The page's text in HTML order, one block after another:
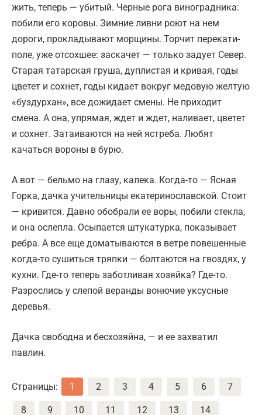
жить, теперь — убитый. Черные рога виноградника:
побили его коровы. Зимние ливни роют на нем
дороги, прокладывают морщины. Торчит перекати-
поле, уже отсохшее: заскачет — только задует Север.
Старая татарская груша, дуплистая и кривая, годы
цветет и сохнет, годы кидает вокруг медовую желтую
«буздурхан», все дожидает смены. Не приходит
смена. А она, упрямая, ждет и ждет, наливает, цветет
и сохнет. Затаиваются на ней ястреба. Любят
качаться вороны в бурю.
А вот — бельмо на глазу, калека. Когда-то — Ясная
Горка, дачка учительницы екатеринославской. Стоит
— кривится. Давно обобрали ее воры, побили стекла,
и она ослепла. Осыпается штукатурка, показывает
ребра. А все еще доматываются в ветре повешенные
когда-то сушиться тряпки — болтаются на гвоздях, у
кухни. Где-то теперь заботливая хозяйка? Где-то.
Разрослись у слепой веранды вонючие уксусные
деревья.
Дачка свободна и бесхозяйна, — и ее захватил
павлин.
Страницы: 1 2 3 4 5 6 7
8 9 10 11 12 13 14